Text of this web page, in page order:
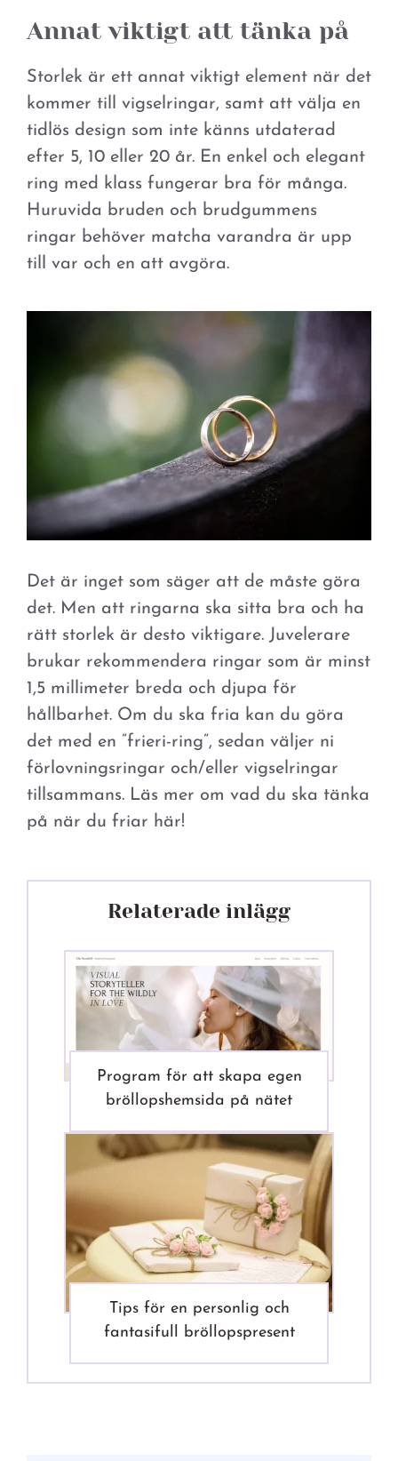
Annat viktigt att tänka på
Storlek är ett annat viktigt element när det
kommer till vigselringar, samt att välja en
tidlös design som inte känns utdaterad
efter 5, 10 eller 20 år. En enkel och elegant
ring med klass fungerar bra för många.
Huruvida bruden och brudgummens
ringar behöver matcha varandra är upp
till var och en att avgöra.
Det är inget som säger att de måste göra
det. Men att ringarna ska sitta bra och ha
rätt storlek är desto viktigare. Juvelerare
brukar rekommendera ringar som är minst
1,5 millimeter breda och djupa för
hållbarhet. Om du ska fria kan du göra
det med en ”frieri-ring”, sedan väljer ni
förlovningsringar och/eller vigselringar
tillsammans. Läs mer om vad du ska tänka
på när du friar här!
Relaterade inlägg
Program för att skapa egen
bröllopshemsida på nätet
Tips för en personlig och
fantasifull bröllopspresent